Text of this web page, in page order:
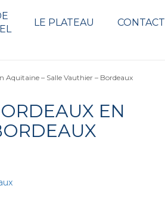
LE PLATEAU CONTACT
Aquitaine – Salle Vauthier – Bordeaux
EN